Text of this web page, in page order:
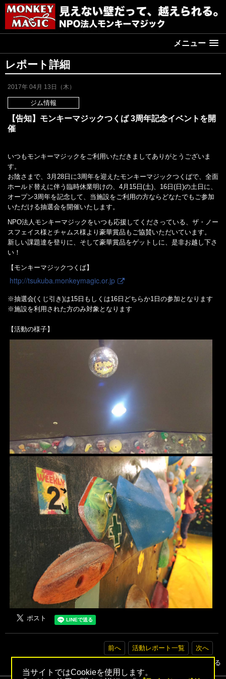
当サイトではCookieを使用します。
メニュー
レポート詳細
2017年 04月 13日（木）
ジム情報
【告知】モンキーマジックつくば 3周年記念イベントを開
催
いつもモンキーマジックをご利用いただきましてありがとうございま
す。
お陰さまで、3月28日に3周年を迎えたモンキーマジックつくばで、全面
ホールド替えに伴う臨時休業明けの、4月15日(土)、16日(日)の土日に、
オープン3周年を記念して、当施設をご利用の方ならどなたでもご参加
いただける抽選会を開催いたします。
NPO法人モンキーマジックをいつも応援してくださっている、ザ・ノー
スフェイス様とチャムス様より豪華賞品もご協賛いただいています。
新しい課題達を登りに、そして豪華賞品をゲットしに、是非お越し下さ
い！
【モンキーマジックつくば】
http://tsukuba.monkeymagic.or.jp
※抽選会(くじ引き)は15日もしくは16日どちらか1日の参加となります
※施設を利用された方のみ対象となります
【活動の様子】
前へ 活動レポート一覧
次へ
▲トップへ戻る